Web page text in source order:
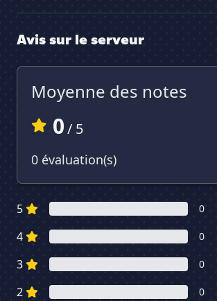
Avis sur le serveur
Moyenne des notes
0/ 5
0 évaluation(s)
5 0
4 0
3 0
2 0